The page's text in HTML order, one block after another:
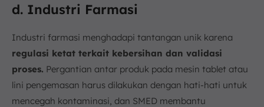
d. Industri Farmasi
Industri farmasi menghadapi tantangan unik karena
regulasi ketat terkait kebersihan dan validasi
proses. Pergantian antar produk pada mesin tablet atau
lini pengemasan harus dilakukan dengan hati-hati untuk
mencegah kontaminasi, dan SMED membantu